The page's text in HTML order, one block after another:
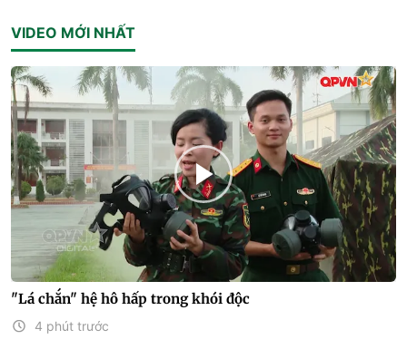
VIDEO MỚI NHẤT
"Lá chắn" hệ hô hấp trong khói độc
4 phút trước